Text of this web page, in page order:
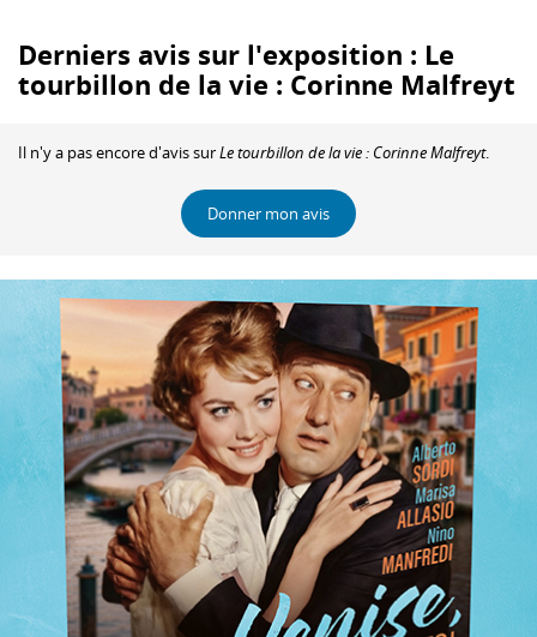
Derniers avis sur l'exposition : Le
tourbillon de la vie : Corinne Malfreyt
Il n'y a pas encore d'avis surLe tourbillon de la vie : Corinne Malfreyt.
Donner mon avis